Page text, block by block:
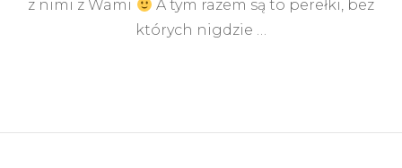
z nimi z Wami
A tym razem są to perełki, bez
których nigdzie …